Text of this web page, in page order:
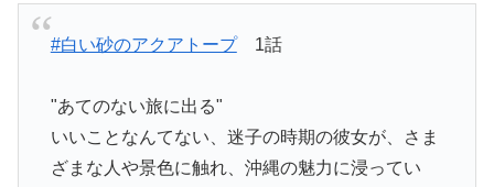
#白い砂のアクアトープ1話
"あてのない旅に出る"
いいことなんてない、迷子の時期の彼女が、さま
ざまな人や景色に触れ、沖縄の魅力に浸ってい